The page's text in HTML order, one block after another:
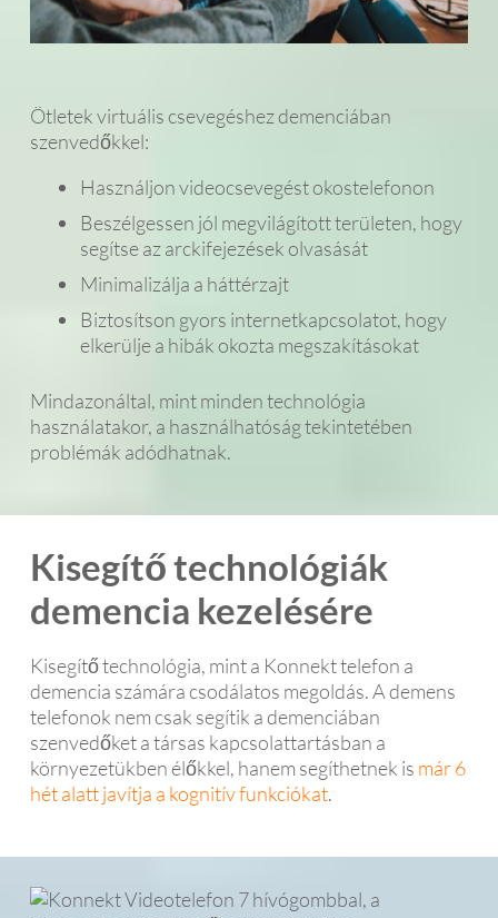
Ötletek virtuális csevegéshez demenciában
szenvedőkkel:
Használjon videocsevegést okostelefonon
Beszélgessen jól megvilágított területen, hogy
segítse az arckifejezések olvasását
Minimalizálja a háttérzajt
Biztosítson gyors internetkapcsolatot, hogy
elkerülje a hibák okozta megszakításokat
Mindazonáltal, mint minden technológia
használatakor, a használhatóság tekintetében
problémák adódhatnak.
Kisegítő technológiák
demencia kezelésére
Kisegítő technológia, mint a Konnekt telefon a
demencia számára csodálatos megoldás. A demens
telefonok nem csak segítik a demenciában
szenvedőket a társas kapcsolattartásban a
környezetükben élőkkel, hanem segíthetnek is már 6
hét alatt javítja a kognitív funkciókat.